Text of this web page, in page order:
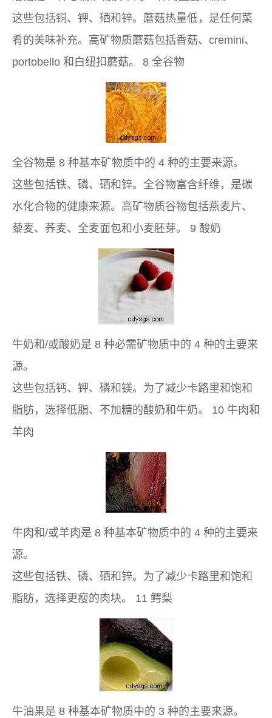
这些包括铜、钾、硒和锌。蘑菇热量低，是任何菜
肴的美味补充。高矿物质蘑菇包括香菇、cremini、
portobello 和白纽扣蘑菇。 8 全谷物
全谷物是 8 种基本矿物质中的 4 种的主要来源。
这些包括铁、磷、硒和锌。全谷物富含纤维，是碳
水化合物的健康来源。高矿物质谷物包括燕麦片、
藜麦、荞麦、全麦面包和小麦胚芽。 9 酸奶
牛奶和/或酸奶是 8 种必需矿物质中的 4 种的主要来
源。
这些包括钙、钾、磷和镁。为了减少卡路里和饱和
脂肪，选择低脂、不加糖的酸奶和牛奶。 10 牛肉和
羊肉
牛肉和/或羊肉是 8 种基本矿物质中的 4 种的主要来
源。
这些包括铁、磷、硒和锌。为了减少卡路里和饱和
脂肪，选择更瘦的肉块。 11 鳄梨
牛油果是 8 种基本矿物质中的 3 种的主要来源。